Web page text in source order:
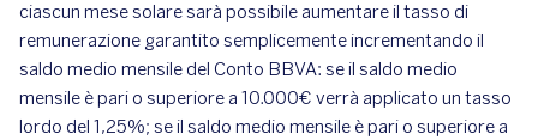
ciascun mese solare sarà possibile aumentare il tasso di
remunerazione garantito semplicemente incrementando il
saldo medio mensile del Conto BBVA: se il saldo medio
mensile è pari o superiore a 10.000€ verrà applicato un tasso
lordo del 1,25%; se il saldo medio mensile è pari o superiore a